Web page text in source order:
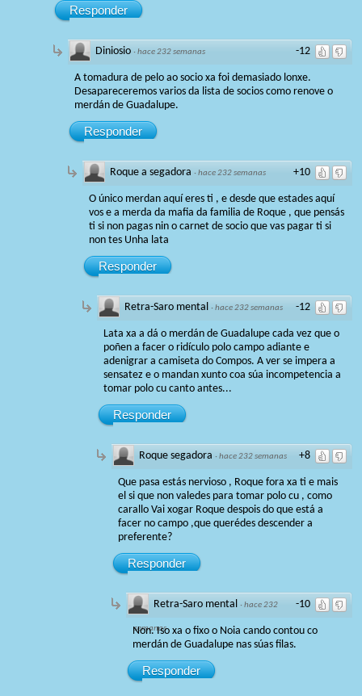
Responder
-12
Diniosio ·hace 232 semanas
A tomadura de pelo ao socio xa foi demasiado lonxe.
Desapareceremos varios da lista de socios como renove o
merdán de Guadalupe.
Responder
+10
Roque a segadora ·hace 232 semanas
O único merdan aquí eres ti , e desde que estades aquí
vos e a merda da mafia da familia de Roque , que pensás
ti si non pagas nin o carnet de socio que vas pagar ti si
non tes Unha lata
Responder
-12
Retra-Saro mental ·hace 232 semanas
Lata xa a dá o merdán de Guadalupe cada vez que o
poñen a facer o ridículo polo campo adiante e
adenigrar a camiseta do Compos. A ver se impera a
sensatez e o mandan xunto coa súa incompetencia a
tomar polo cu canto antes...
Responder
+8
Roque segadora ·hace 232 semanas
Que pasa estás nervioso , Roque fora xa ti e mais
el si que non valedes para tomar polo cu , como
carallo Vai xogar Roque despois do que está a
facer no campo ,que querédes descender a
preferente?
Responder
-10
Retra-Saro mental ·hace 232
semanas
Non. Iso xa o fixo o Noia cando contou co
merdán de Guadalupe nas súas filas.
Responder